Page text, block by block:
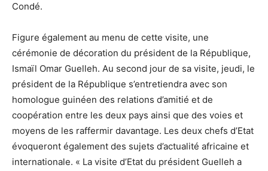
Condé.
Figure également au menu de cette visite, une
cérémonie de décoration du président de la République,
Ismaïl Omar Guelleh. Au second jour de sa visite, jeudi, le
président de la République s’entretiendra avec son
homologue guinéen des relations d’amitié et de
coopération entre les deux pays ainsi que des voies et
moyens de les raffermir davantage. Les deux chefs d’Etat
évoqueront également des sujets d’actualité africaine et
internationale. « La visite d’Etat du président Guelleh a